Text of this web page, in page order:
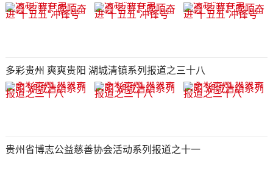
多彩贵州 爽爽贵阳 湖城清镇系列报道之三十八
贵州省博志公益慈善协会活动系列报道之十一